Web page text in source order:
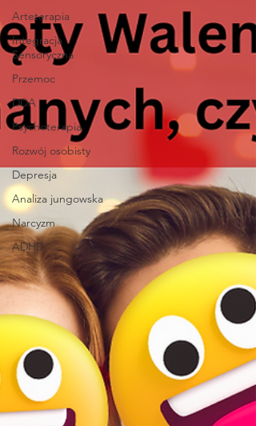
Arteterapia
Integracja
Sensoryczna
Przemoc
DDA
Psychoterapia
Rozwój osobisty
Depresja
Analiza jungowska
Narcyzm
ADHD